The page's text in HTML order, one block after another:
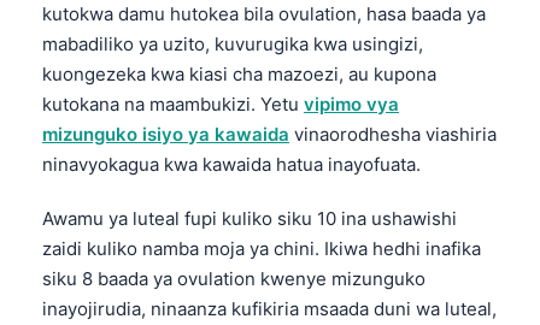
kutokwa damu hutokea bila ovulation, hasa baada ya
mabadiliko ya uzito, kuvurugika kwa usingizi,
kuongezeka kwa kiasi cha mazoezi, au kupona
kutokana na maambukizi. Yetu vipimo vya
mizunguko isiyo ya kawaida vinaorodhesha viashiria
ninavyokagua kwa kawaida hatua inayofuata.
Awamu ya luteal fupi kuliko siku 10 ina ushawishi
zaidi kuliko namba moja ya chini. Ikiwa hedhi inafika
siku 8 baada ya ovulation kwenye mizunguko
inayojirudia, ninaanza kufikiria msaada duni wa luteal,
ગુજરાતી
മലയാളം
Tiếng Việt
Tagalog
ไทย
ဗမာစာ